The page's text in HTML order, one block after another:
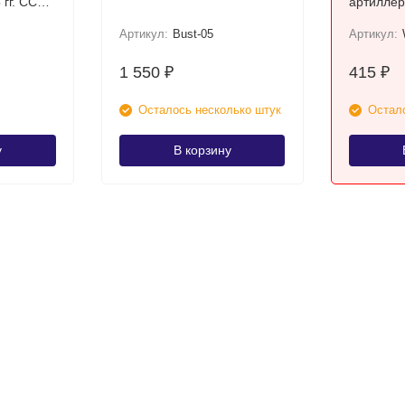
Артикул: Bust-05
1 550₽
Осталось несколько штук
В корзину
Артикул:
415 ₽